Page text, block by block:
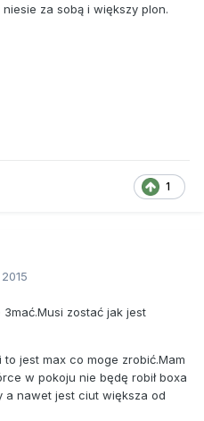
za sobą i większy plon.
1
3mać.Musi zostać jak jest
jest max co moge zrobić.Mam
w pokoju nie będę robił boxa
a nawet jest ciut większa od